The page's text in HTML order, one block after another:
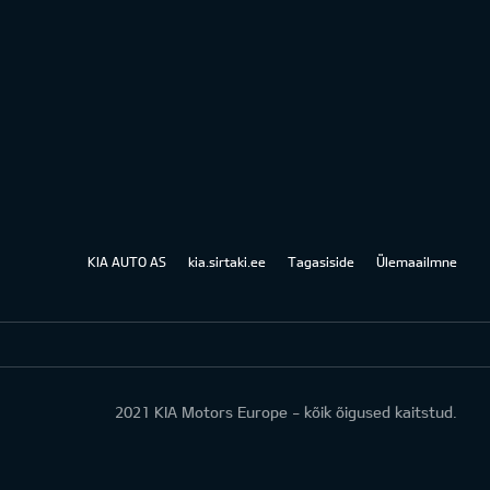
KIA AUTO AS kia.sirtaki.ee Tagasiside Ülemaailmne
2021 KIA Motors Europe - kõik õigused kaitstud.